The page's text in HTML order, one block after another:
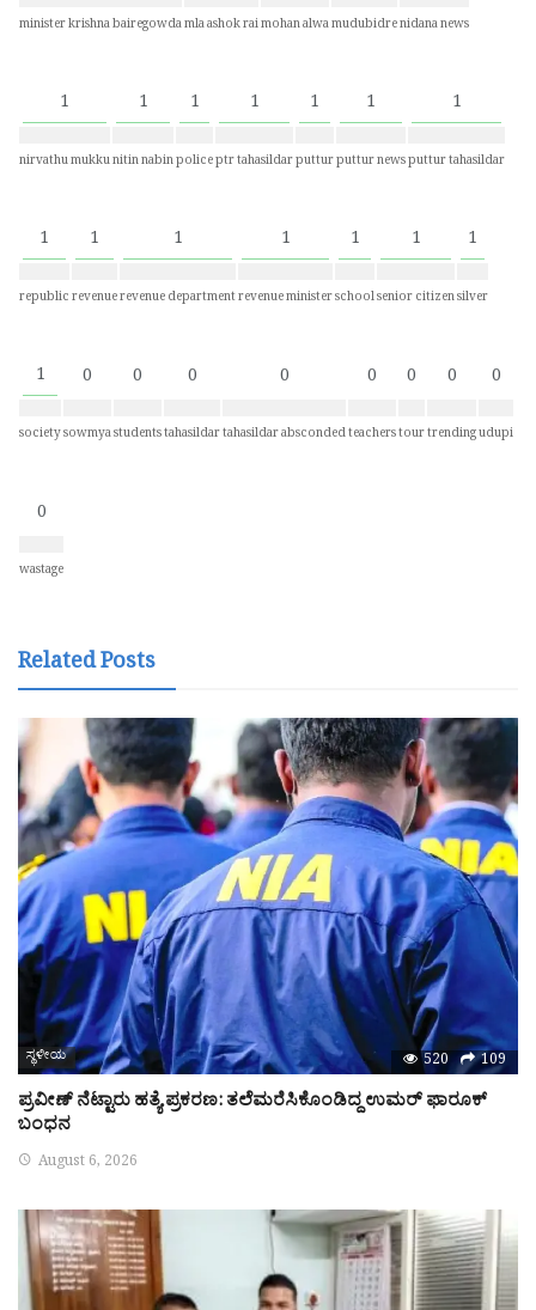
minister krishna bairegowdamla ashok raimohan alwamudubidrenidana news
1
nirvathu mukku
1
nitin nabin
1
police
1
ptr tahasildar
1
puttur
1
puttur news
1
puttur tahasildar
1
republic
1
revenue
1
revenue department
1
revenue minister
1
school
1
senior citizen
1
silver
1
society
0
sowmya
0
students
0
tahasildar
0
tahasildar absconded
0
teachers
0
tour
0
trending
0
udupi
0
wastage
Related Posts
ಸ್ಥಳೀಯ 520 109
ಪ್ರವೀಣ್‌ ನೆಟ್ಟಾರು ಹತ್ಯೆ ಪ್ರಕರಣ: ತಲೆಮರೆಸಿಕೊಂಡಿದ್ದ ಉಮರ್‌ ಫಾರೂಕ್‌
ಬಂಧನ
August 6, 2026